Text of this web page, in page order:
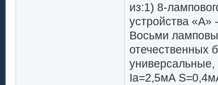
из:1) 8-
устройства «А»
Восьми
отечественных
Iа=2,5мА